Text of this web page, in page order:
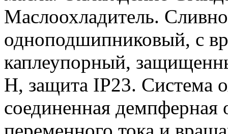
Маслоохладитель.
одноподшипниковый, с
каплеупорный,
Н, защита IP23. Система
соединенная демпферная